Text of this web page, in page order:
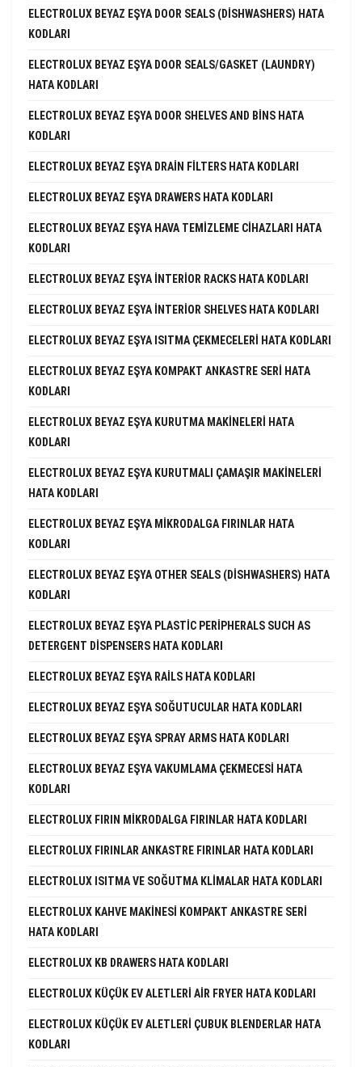
ELECTROLUX BEYAZ EŞYA DOOR SEALS (DISHWASHERS) HATA
KODLARI
ELECTROLUX BEYAZ EŞYA DOOR SEALS/GASKET (LAUNDRY)
HATA KODLARI
ELECTROLUX BEYAZ EŞYA DOOR SHELVES AND BINS HATA
KODLARI
ELECTROLUX BEYAZ EŞYA DRAIN FILTERS HATA KODLARI
ELECTROLUX BEYAZ EŞYA DRAWERS HATA KODLARI
ELECTROLUX BEYAZ EŞYA HAVA TEMIZLEME CIHAZLARI HATA
KODLARI
ELECTROLUX BEYAZ EŞYA INTERIOR RACKS HATA KODLARI
ELECTROLUX BEYAZ EŞYA INTERIOR SHELVES HATA KODLARI
ELECTROLUX BEYAZ EŞYA ISITMA ÇEKMECELERI HATA KODLARI
ELECTROLUX BEYAZ EŞYA KOMPAKT ANKASTRE SERI HATA
KODLARI
ELECTROLUX BEYAZ EŞYA KURUTMA MAKINELERI HATA
KODLARI
ELECTROLUX BEYAZ EŞYA KURUTMALI ÇAMAŞIR MAKINELERI
HATA KODLARI
ELECTROLUX BEYAZ EŞYA MIKRODALGA FIRINLAR HATA
KODLARI
ELECTROLUX BEYAZ EŞYA OTHER SEALS (DISHWASHERS) HATA
KODLARI
ELECTROLUX BEYAZ EŞYA PLASTIC PERIPHERALS SUCH AS
DETERGENT DISPENSERS HATA KODLARI
ELECTROLUX BEYAZ EŞYA RAILS HATA KODLARI
ELECTROLUX BEYAZ EŞYA SOĞUTUCULAR HATA KODLARI
ELECTROLUX BEYAZ EŞYA SPRAY ARMS HATA KODLARI
ELECTROLUX BEYAZ EŞYA VAKUMLAMA ÇEKMECESI HATA
KODLARI
ELECTROLUX FIRIN MIKRODALGA FIRINLAR HATA KODLARI
ELECTROLUX FIRINLAR ANKASTRE FIRINLAR HATA KODLARI
ELECTROLUX ISITMA VE SOĞUTMA KLIMALAR HATA KODLARI
ELECTROLUX KAHVE MAKINESI KOMPAKT ANKASTRE SERI
HATA KODLARI
ELECTROLUX KB DRAWERS HATA KODLARI
ELECTROLUX KÜÇÜK EV ALETLERI AIR FRYER HATA KODLARI
ELECTROLUX KÜÇÜK EV ALETLERI ÇUBUK BLENDERLAR HATA
KODLARI